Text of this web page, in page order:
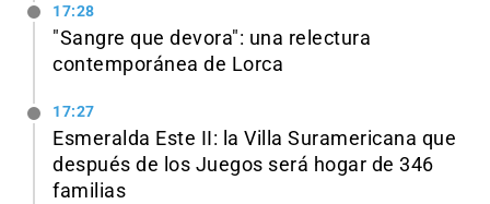
17:28
"Sangre que devora": una relectura
contemporánea de Lorca
17:27
Esmeralda Este II: la Villa Suramericana que
después de los Juegos será hogar de 346
familias